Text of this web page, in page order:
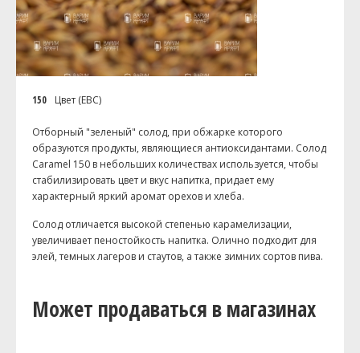
150 Цвет (EBC)
Отборный "зеленый" солод, при обжарке которого
образуются продукты, являющиеся антиоксидантами. Солод
Caramel 150 в небольших количествах используется, чтобы
стабилизировать цвет и вкус напитка, придает ему
характерный яркий аромат орехов и хлеба.
Солод отличается высокой степенью карамелизации,
увеличивает пеностойкость напитка. Олично подходит для
элей, темных лагеров и стаутов, а также зимних сортов пива.
Может продаваться в магазинах